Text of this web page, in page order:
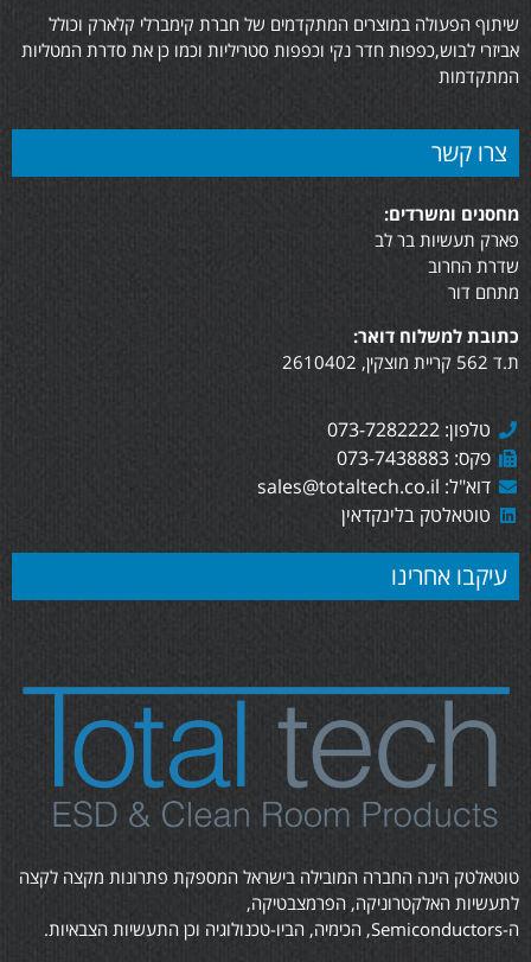
שיתוף הפעולה במוצרים המתקדמים של חברת קימברלי קלארק וכולל
אביזרי לבוש,כפפות חדר נקי וכפפות סטריליות וכמו כן את סדרת המטליות
המתקדמות
צרו קשר
מחסנים ומשרדים:
פארק תעשיות בר לב
שדרת החרוב
מתחם דור
כתובת למשלוח דואר:
ת.ד 562 קריית מוצקין, 2610402
טלפון: 073-7282222
פקס: 073-7438883
דוא"ל: sales@totaltech.co.il
טוטאלטק בלינקדאין
עיקבו אחרינו
טוטאלטק הינה החברה המובילה בישראל המספקת פתרונות מקצה לקצה
לתעשיות האלקטרוניקה, הפרמצבטיקה,
ה-Semiconductors, הכימיה, הביו-טכנולוגיה וכן התעשיות הצבאיות.